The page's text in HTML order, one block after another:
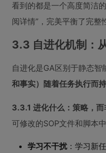
看到的都是一个高度简洁
阅详情”，完美平衡了完整
3.3 自进化机制：
自进化是GA区别于静态
和事实）随着任务执行而
3.3.1 进化什么：策略，而
可修改的SOP文件和脚本
学习不干扰：学习新